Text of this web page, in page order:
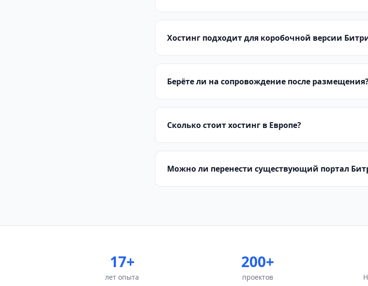
Хостинг подходит для коробочной версии
Берёте ли на сопровождение после
Сколько стоит хостинг в Европе?
Можно ли перенести существующий портал
17+
лет опыта
200+
проектов